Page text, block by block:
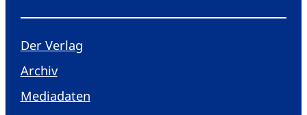
Der Verlag
Archiv
Mediadaten